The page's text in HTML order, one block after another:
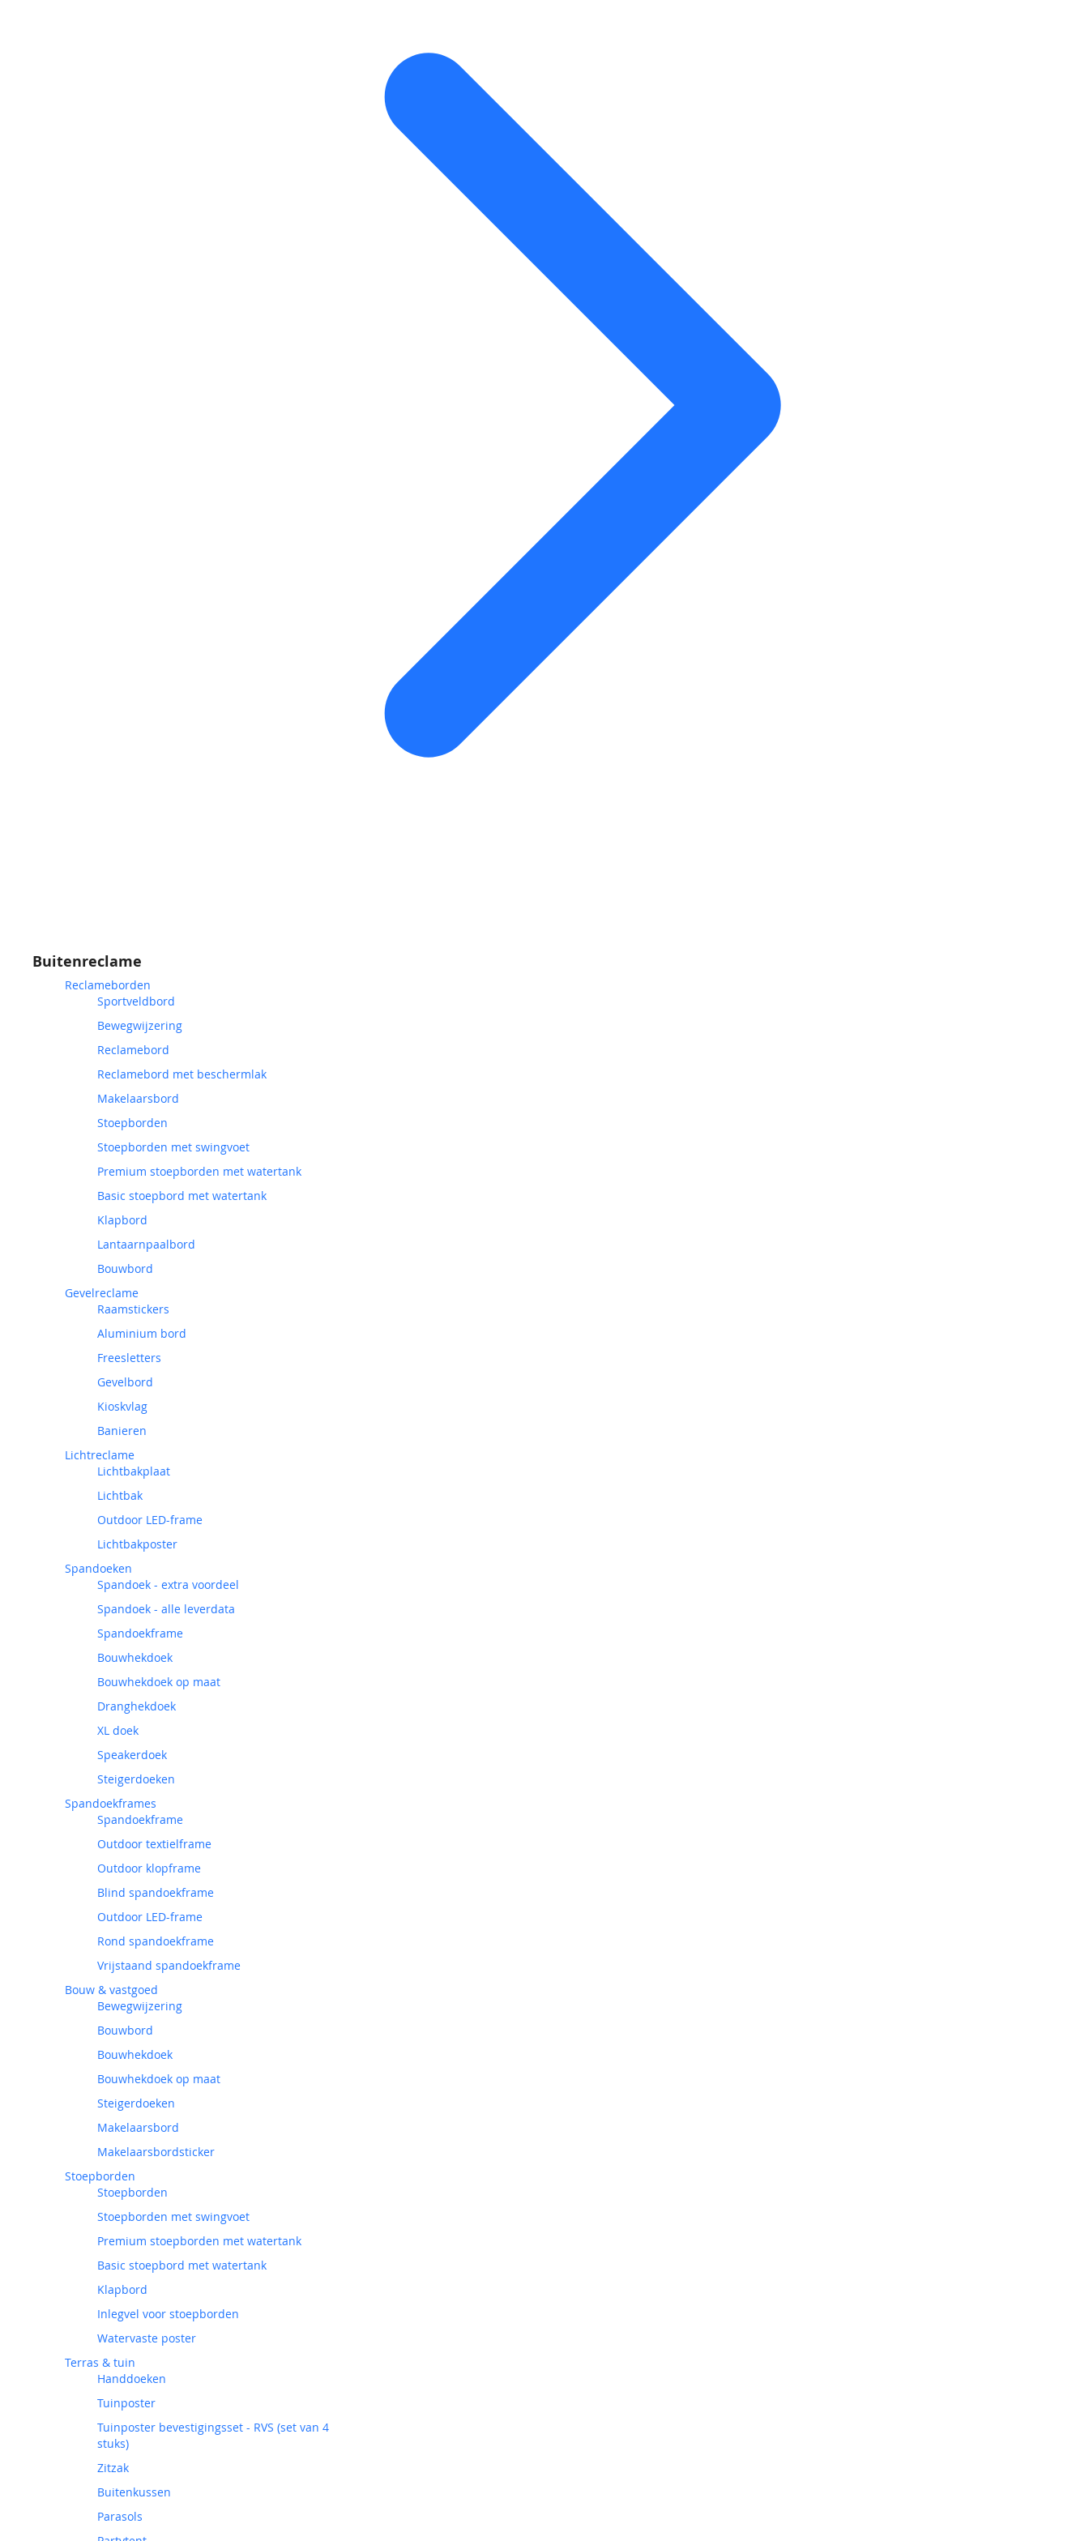
Buitenreclame
Reclameborden
Sportveldbord
Bewegwijzering
Reclamebord
Reclamebord met beschermlak
Makelaarsbord
Stoepborden
Stoepborden met swingvoet
Premium stoepborden met watertank
Basic stoepbord met watertank
Klapbord
Lantaarnpaalbord
Bouwbord
Gevelreclame
Raamstickers
Aluminium bord
Freesletters
Gevelbord
Kioskvlag
Banieren
Lichtreclame
Lichtbakplaat
Lichtbak
Outdoor LED-frame
Lichtbakposter
Spandoeken
Spandoek - extra voordeel
Spandoek - alle leverdata
Spandoekframe
Bouwhekdoek
Bouwhekdoek op maat
Dranghekdoek
XL doek
Speakerdoek
Steigerdoeken
Spandoekframes
Spandoekframe
Outdoor textielframe
Outdoor klopframe
Blind spandoekframe
Outdoor LED-frame
Rond spandoekframe
Vrijstaand spandoekframe
Bouw & vastgoed
Bewegwijzering
Bouwbord
Bouwhekdoek
Bouwhekdoek op maat
Steigerdoeken
Makelaarsbord
Makelaarsbordsticker
Stoepborden
Stoepborden
Stoepborden met swingvoet
Premium stoepborden met watertank
Basic stoepbord met watertank
Klapbord
Inlegvel voor stoepborden
Watervaste poster
Terras & tuin
Handdoeken
Tuinposter
Tuinposter bevestigingsset - RVS (set van 4
stuks)
Zitzak
Buitenkussen
Parasols